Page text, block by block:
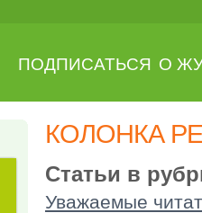
ПОДПИСАТЬСЯ О
КОЛОНКА
Статьи в
Уважаемые